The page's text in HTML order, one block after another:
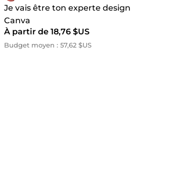
Je vais être ton experte design
Canva
À partir de 18,76 $US
Budget moyen : 57,62 $US